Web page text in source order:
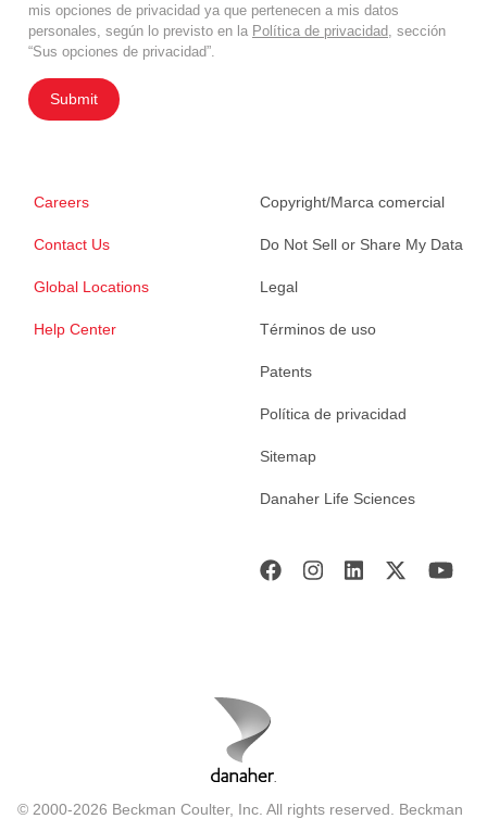
mis opciones de privacidad ya que pertenecen a mis datos
personales, según lo previsto en la Política de privacidad , sección
“Sus opciones de privacidad”.
Submit
Careers
Contact Us
Global Locations
Help Center
Copyright/Marca comercial
Do Not Sell or Share My Data
Legal
Términos de uso
Patents
Política de privacidad
Sitemap
Danaher Life Sciences
© 2000-2026 Beckman Coulter, Inc. All rights reserved. Beckman